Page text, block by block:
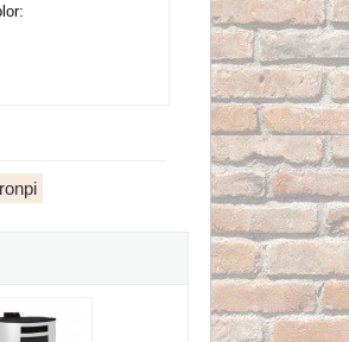
marfil - Estufa de pellet rincón